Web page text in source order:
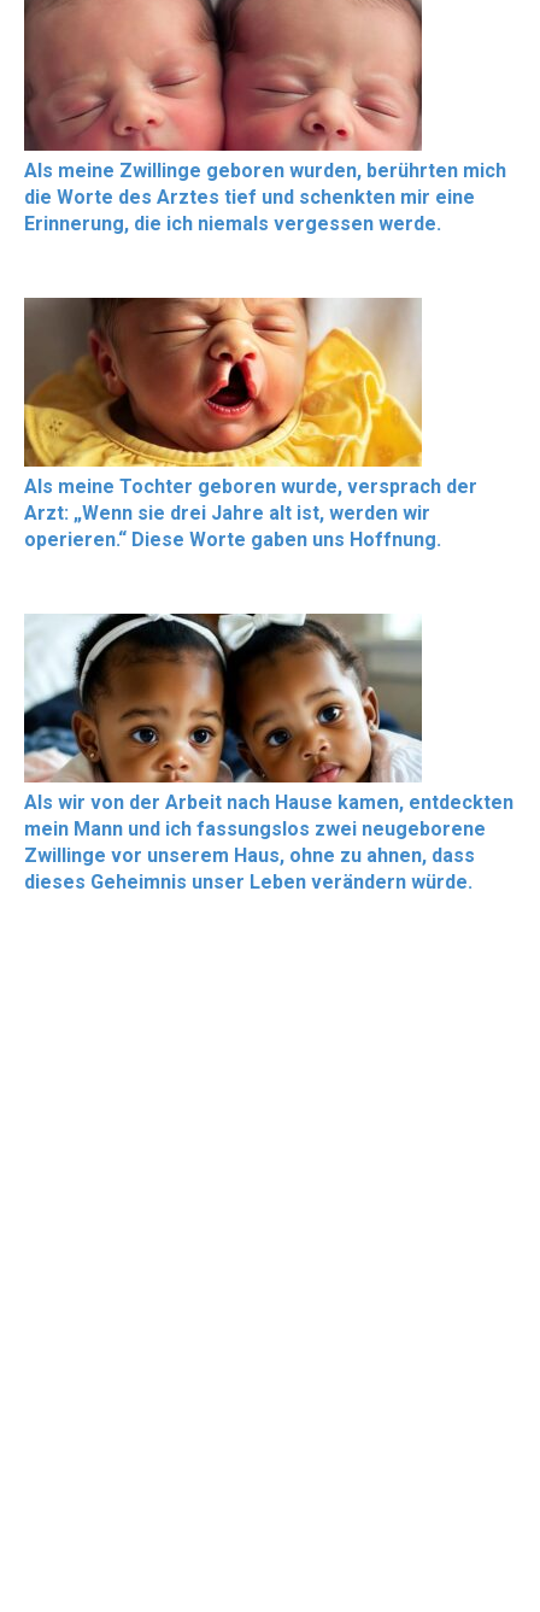
Als meine Zwillinge geboren wurden, berührten mich
die Worte des Arztes tief und schenkten mir eine
Erinnerung, die ich niemals vergessen werde.
Als meine Tochter geboren wurde, versprach der
Arzt: „Wenn sie drei Jahre alt ist, werden wir
operieren.“ Diese Worte gaben uns Hoffnung.
Als wir von der Arbeit nach Hause kamen, entdeckten
mein Mann und ich fassungslos zwei neugeborene
Zwillinge vor unserem Haus, ohne zu ahnen, dass
dieses Geheimnis unser Leben verändern würde.